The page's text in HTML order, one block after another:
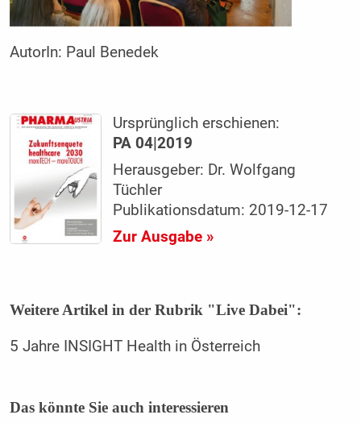
AutorIn: Paul Benedek
Ursprünglich erschienen:
PA 04|2019
Herausgeber: Dr. Wolfgang
Tüchler
Publikationsdatum: 2019-12-17
Zur Ausgabe »
Weitere Artikel in der Rubrik "Live Dabei":
5 Jahre INSIGHT Health in Österreich
Das könnte Sie auch interessieren